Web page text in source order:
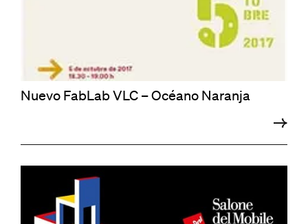
Nuevo FabLab VLC – Océano Naranja